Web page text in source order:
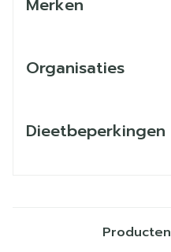
Merken
Organisaties
Dieetbeperkingen
Producten